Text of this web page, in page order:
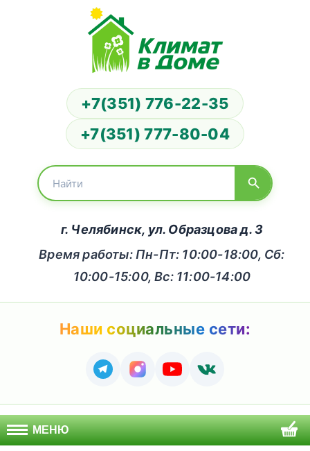
+7(351) 776-22-35
+7(351) 777-80-04
г. Челябинск, ул. Образцова д. 3
Время работы: Пн-Пт: 10:00-18:00, Сб:
10:00-15:00, Вс: 11:00-14:00
Наши социальные сети:
МЕНЮ